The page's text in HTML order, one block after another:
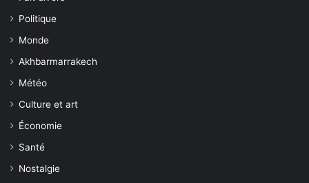
Politique
Monde
Akhbarmarrakech
Météo
Culture et art
Économie
Santé
Nostalgie